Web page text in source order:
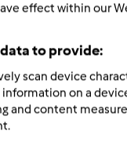
1167 przy
wycięcia
chorował),
stawy
lat a od 6 roku
2012 bo teraz nie
do
effect within our
to provide:
scan device
on a
and content